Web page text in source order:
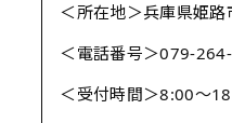
＜所在地＞兵庫県姫
＜電話番号＞079-
＜受付時間＞8:00〜